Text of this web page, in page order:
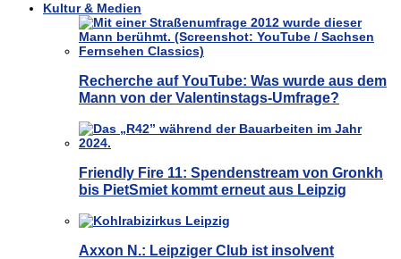
Kultur & Medien
Recherche auf YouTube: Was wurde aus dem
Mann von der Valentinstags-Umfrage?
Friendly Fire 11: Spendenstream von Gronkh
bis PietSmiet kommt erneut aus Leipzig
Axxon N.: Leipziger Club ist insolvent